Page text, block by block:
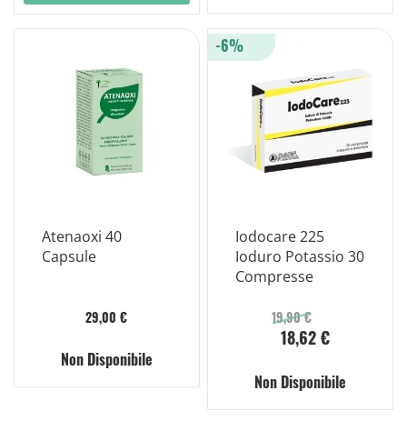
Atenaoxi 40
Capsule
29,00 €
Non Disponibile
Iodocare 225
Ioduro Potassio 30
Compresse
19,90 €
18,62 €
-6%
Non Disponibile